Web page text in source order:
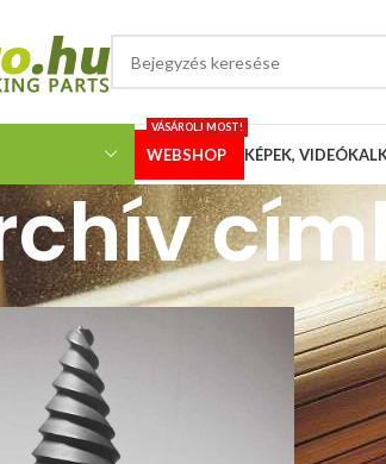
WEBSHOP
VÁSÁROLJ MOST!
KÉPEK, VIDEÓK